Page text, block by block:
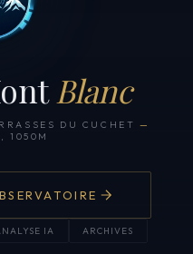
Blanc
DU CUCHET —
1050M
IA ARCHIVES